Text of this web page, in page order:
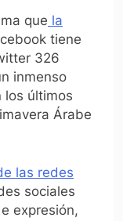
que la
tiene
326
inmenso
los últimos
Árabe
las redes
sociales
expresión,